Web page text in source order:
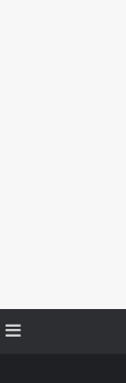
Sidebar